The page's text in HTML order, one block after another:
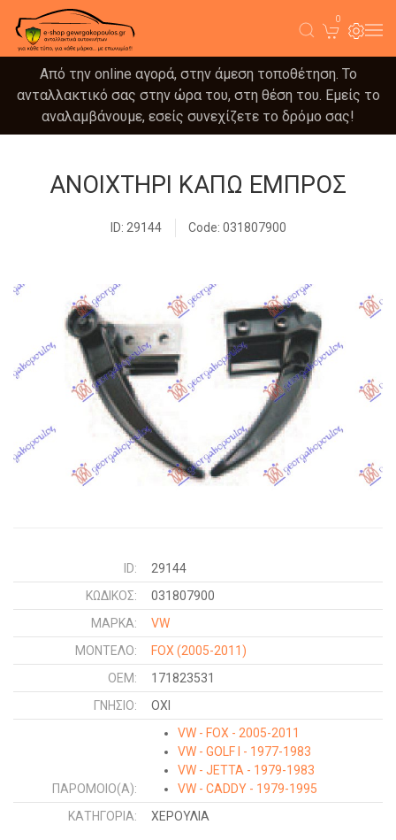
0
Από την online αγορά, στην άμεση τοποθέτηση. Το
ανταλλακτικό σας στην ώρα του, στη θέση του. Εμείς το
αναλαμβάνουμε, εσείς συνεχίζετε το δρόμο σας!
ΑΝΟΙΧΤΗΡΙ ΚΑΠΩ ΕΜΠΡΟΣ
ID: 29144 Code: 031807900
ID:
29144
ΚΩΔΙΚΌΣ:
031807900
ΜΑΡΚΑ:
VW
ΜΟΝΤΕΛΟ:
FOX (2005-2011)
OEM:
171823531
ΓΝΉΣΙΟ:
ΟΧΙ
ΠΑΡΌΜΟΙΟ(Α):
VW - FOX - 2005-2011
VW - GOLF I - 1977-1983
VW - JETTA - 1979-1983
VW - CADDY - 1979-1995
ΚΑΤΗΓΟΡΊΑ:
ΧΕΡΟΥΛΙΑ